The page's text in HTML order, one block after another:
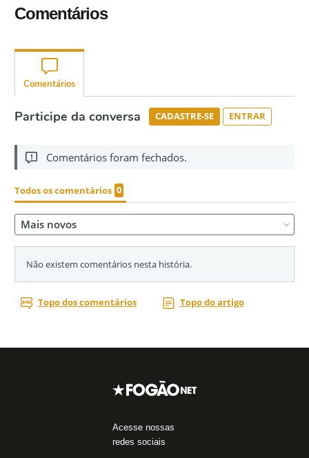
Comentários
Acesse nossas
redes sociais